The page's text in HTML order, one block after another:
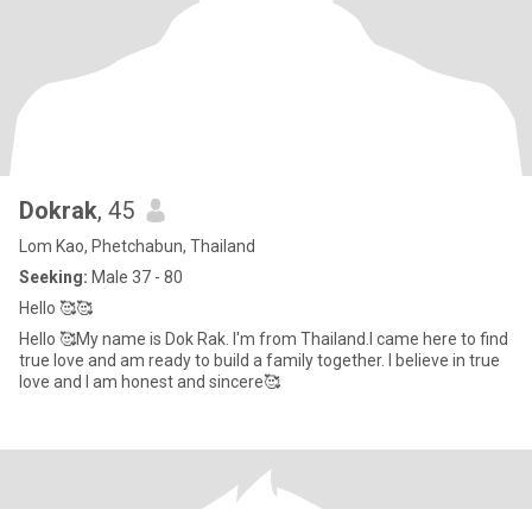
Dokrak, 45
Lom Kao, Phetchabun, Thailand
Seeking: Male 37 - 80
Hello 🥰🥰
Hello 🥰My name is Dok Rak. I'm from Thailand.I came here to find
true love and am ready to build a family together. I believe in true
love and I am honest and sincere🥰